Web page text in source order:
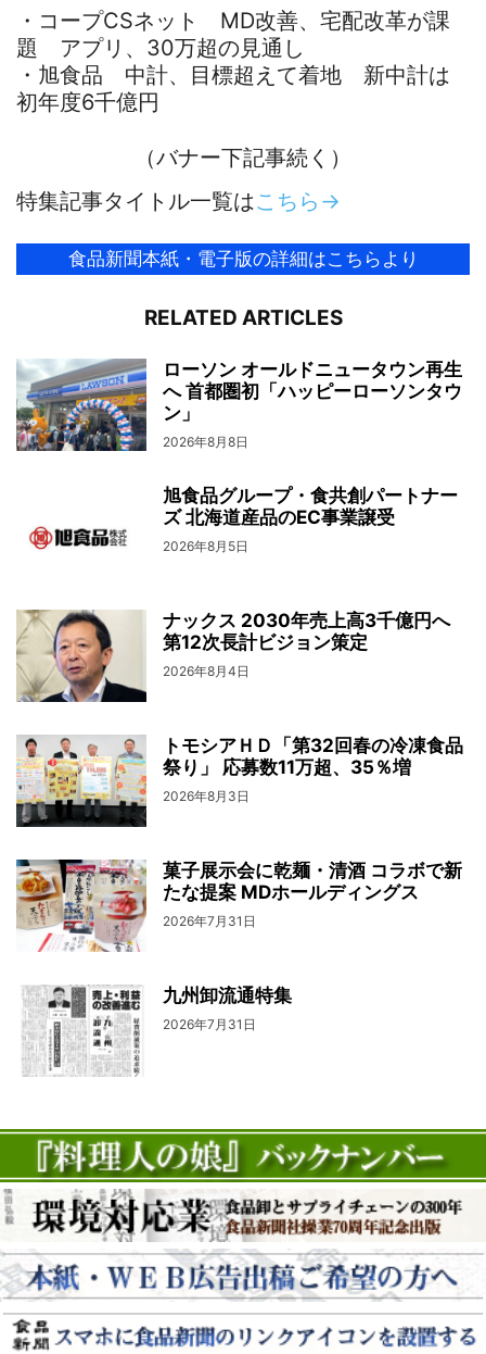
・コープCSネット MD改善、宅配改革が課
題 アプリ、30万超の見通し
・旭食品 中計、目標超えて着地 新中計は
初年度6千億円
（バナー下記事続く）
特集記事タイトル一覧はこちら→
食品新聞本紙・電子版の詳細はこちらより
RELATED ARTICLES
ローソン オールドニュータウン再生
へ 首都圏初「ハッピーローソンタウ
ン」
2026年8月8日
旭食品グループ・食共創パートナー
ズ 北海道産品のEC事業譲受
2026年8月5日
ナックス 2030年売上高3千億円へ
第12次長計ビジョン策定
2026年8月4日
トモシアＨＤ「第32回春の冷凍食品
祭り」 応募数11万超、35％増
2026年8月3日
菓子展示会に乾麺・清酒 コラボで新
たな提案 MDホールディングス
2026年7月31日
九州卸流通特集
2026年7月31日